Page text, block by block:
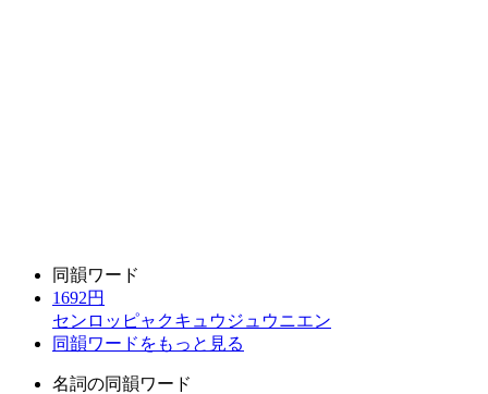
同韻ワード
1692円
センロッピャクキュウジュウニエン
同韻ワードをもっと見る
名詞の同韻ワード